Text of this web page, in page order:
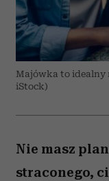
Majówka to idealny
iStock)
Nie masz
straconego,